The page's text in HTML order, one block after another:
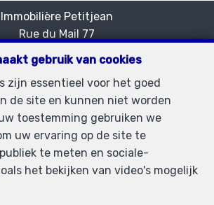
gebruik van cookies
zijn essentieel voor het goed
de site en kunnen niet worden
toestemming gebruiken we
uw ervaring op de site te
te meten en sociale-
het bekijken van video's mogelijk
Immobilière Petitjean
—
Rue du Mail 77
1050 Bruxelles
TEL.02/537.03.70
—
in België, BIV N°
: BTW BE-
Toezichthoudende Autoriteit :
van Vastgoedmakelaars
16B - 1000 Brussel (+32 2 505 38 50